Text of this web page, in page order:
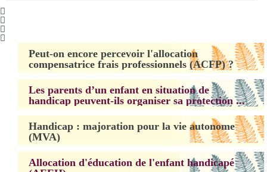
Peut-on encore percevoir l'allocation
compensatrice frais professionnels (ACFP) ?
Les parents d’un enfant en situation de
handicap peuvent-ils organiser sa protection ...
Handicap : majoration pour la vie autonome
(MVA)
Allocation d'éducation de l'enfant handicapé